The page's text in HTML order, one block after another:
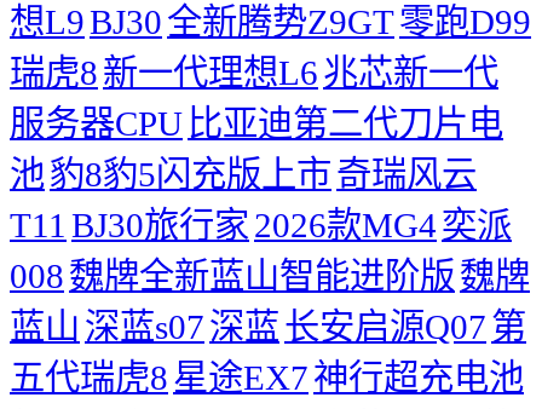
想L9BJ30全新腾势Z9GT零跑D99
瑞虎8新一代理想L6兆芯新一代
服务器CPU 比亚迪第二代刀片电
池豹8豹5闪充版上市奇瑞风云
T11 BJ30旅行家 2026款MG4奕派
008魏牌全新蓝山智能进阶版魏牌
蓝山 深蓝s07深蓝长安启源Q07第
五代瑞虎8星途EX7神行超充电池